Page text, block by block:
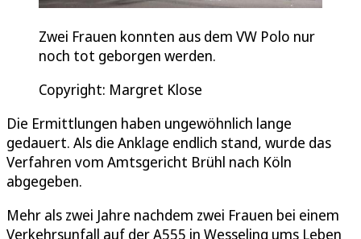
Zwei Frauen konnten aus dem VW Polo nur
noch tot geborgen werden.
Copyright: Margret Klose
Die Ermittlungen haben ungewöhnlich lange
gedauert. Als die Anklage endlich stand, wurde das
Verfahren vom Amtsgericht Brühl nach Köln
abgegeben.
Mehr als zwei Jahre nachdem zwei Frauen bei einem
Verkehrsunfall auf der A555 in Wesseling ums Leben